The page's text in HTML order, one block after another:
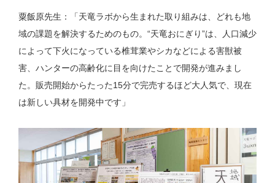
粟飯原先生：「天竜ラボから生まれた取り組みは、どれも地
域の課題を解決するためのもの。“天竜おにぎり”は、人口減少
によって下火になっている椎茸業やシカなどによる害獣被
害、ハンターの高齢化に目を向けたことで開発が進みまし
た。販売開始からたった15分で完売するほど大人気で、現在
は新しい具材を開発中です」